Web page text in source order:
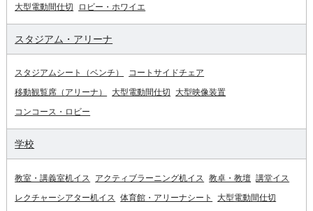
大型電動間仕切
ロビー・ホワイエ
スタジアム・アリーナ
スタジアムシート（ベンチ）
コートサイドチェア
移動観覧席（アリーナ）
大型電動間仕切
大型映像装置
コンコース・ロビー
学校
教室・講義室机イス アクティブラーニング机イス 教卓・教壇 講堂イス
レクチャーシアター机イス
体育館・アリーナシート
大型電動間仕切